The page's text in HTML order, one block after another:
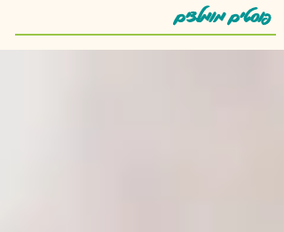
פוסטים מומלצים